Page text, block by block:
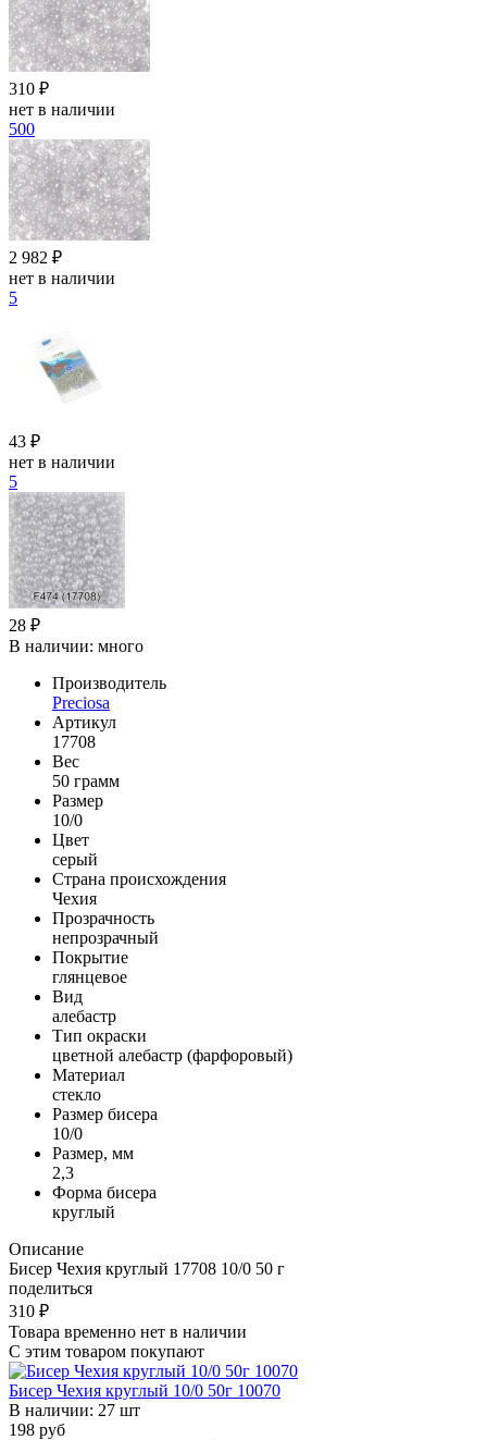
310 ₽
нет в наличии
500
2 982 ₽
нет в наличии
5
43 ₽
нет в наличии
5
28 ₽
В наличии: много
Производитель
Preciosa
Артикул
17708
Вес
50 грамм
Размер
10/0
Цвет
серый
Страна происхождения
Чехия
Прозрачность
непрозрачный
Покрытие
глянцевое
Вид
алебастр
Тип окраски
цветной алебастр (фарфоровый)
Материал
стекло
Размер бисера
10/0
Размер, мм
2,3
Форма бисера
круглый
Описание
Бисер Чехия круглый 17708 10/0 50 г
поделиться
310 ₽
Товара временно нет в наличии
С этим товаром покупают
Бисер Чехия круглый 10/0 50г 10070
В наличии: 27 шт
198 руб